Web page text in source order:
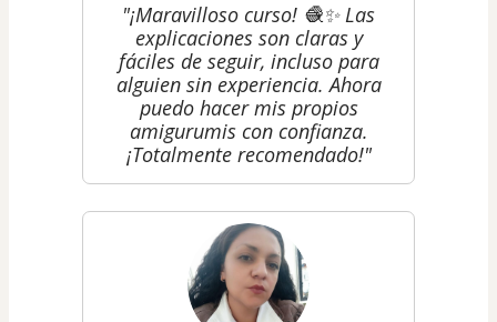
"¡Maravilloso curso! 🧶✨ Las
explicaciones son claras y
fáciles de seguir, incluso para
alguien sin experiencia. Ahora
puedo hacer mis propios
amigurumis con confianza.
¡Totalmente recomendado!"